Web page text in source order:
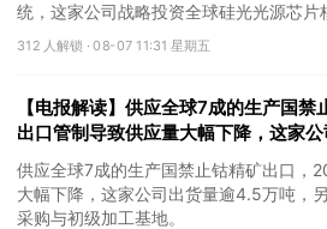
统，这家公司战略投资全球硅光光源芯片
312 人解锁 ·08-07 11:31 星期五
【电报解读】供应全球7成的生产国
出口管制导致供应量大幅下降，这家
供应全球7成的生产国禁止钴精矿出口，
大幅下降，这家公司出货量逾4.5万吨，
采购与初级加工基地。